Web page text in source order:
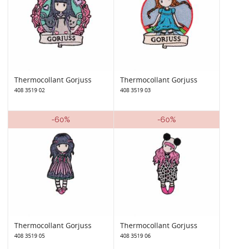
Thermocollant Gorjuss
408 3519 02
Thermocollant Gorjuss
408 3519 03
-60%
Thermocollant Gorjuss
408 3519 05
-60%
Thermocollant Gorjuss
408 3519 06